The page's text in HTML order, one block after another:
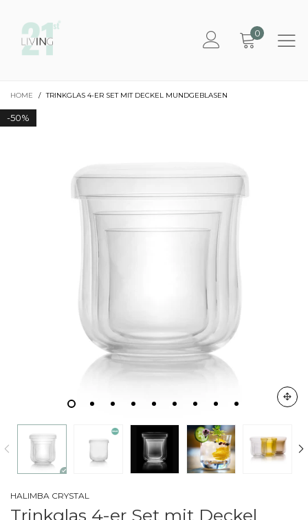
0
HOME / TRINKGLAS 4-ER SET MIT DECKEL MUNDGEBLASEN
-50%
HALIMBA CRYSTAL
Trinkglas 4-er Set mit Deckel